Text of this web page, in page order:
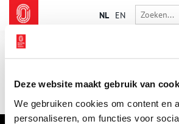
Deze website maakt gebruik van
We gebruiken cookies om content en
personaliseren, om functies voor
NL EN